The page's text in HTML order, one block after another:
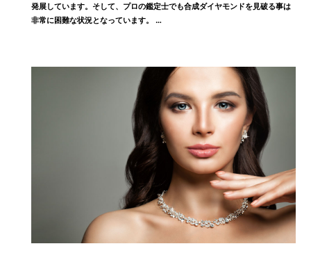
発展しています。そして、プロの鑑定士でも合成ダイヤモンドを見破る事は
非常に困難な状況となっています。 …